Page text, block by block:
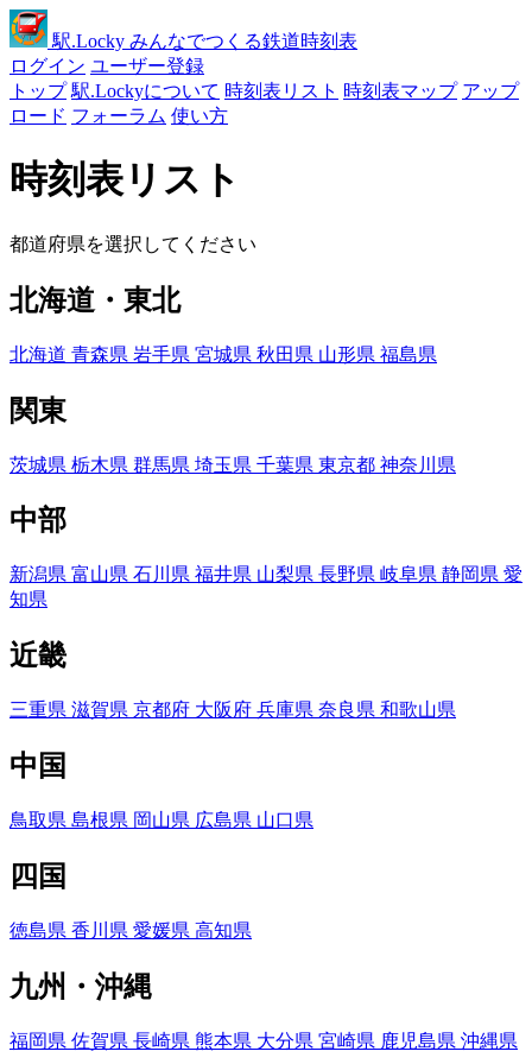
駅.Locky みんなでつくる鉄道時刻表
ログイン ユーザー登録
トップ 駅.Lockyについて 時刻表リスト 時刻表マップ アップ
ロード フォーラム 使い方
時刻表リスト
都道府県を選択してください
北海道・東北
北海道 青森県 岩手県 宮城県 秋田県 山形県 福島県
関東
茨城県 栃木県 群馬県 埼玉県 千葉県 東京都 神奈川県
中部
新潟県 富山県 石川県 福井県 山梨県 長野県 岐阜県 静岡県 愛
知県
近畿
三重県 滋賀県 京都府 大阪府 兵庫県 奈良県 和歌山県
中国
鳥取県 島根県 岡山県 広島県 山口県
四国
徳島県 香川県 愛媛県 高知県
九州・沖縄
福岡県 佐賀県 長崎県 熊本県 大分県 宮崎県 鹿児島県 沖縄県